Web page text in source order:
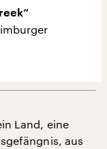
Land, eine
aus